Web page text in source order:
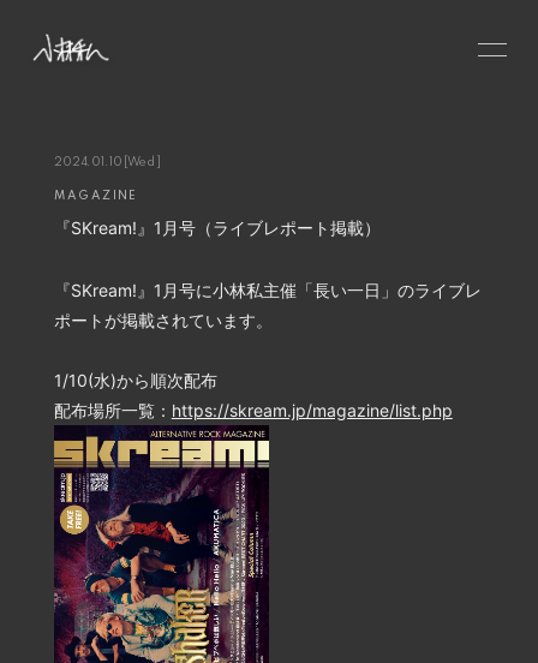
NEWS
SCHEDULE
PROFILE
VIDEO
DISCOGRAPHY
GOODS
2024.01.10 [Wed]
MAGAZINE
『SKream!』1月号（ライブレポート掲載）
『SKream!』1月号に小林私主催「長い一日」のライブレ
ポートが掲載されています。
1/10(水)から順次配布
配布場所一覧： https://skream.jp/magazine/list.php